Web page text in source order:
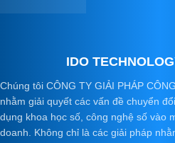
IDO
Chúng tôi CÔNG TY GIẢI PHÁP
nhằm giải quyết các vấn đề chuyển
dụng khoa học số, công nghệ số vào
doanh. Không chỉ là các giải pháp